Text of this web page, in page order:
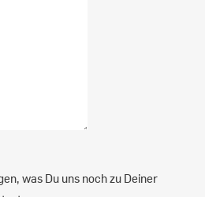
was Du uns noch zu Deiner